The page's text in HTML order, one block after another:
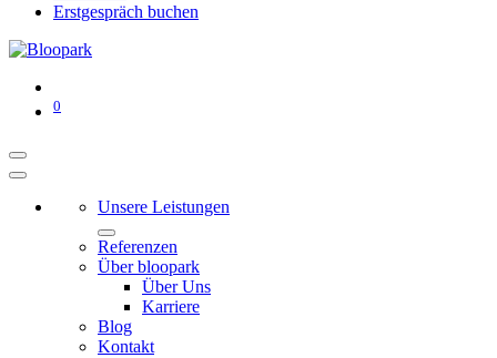
Erstgespräch buchen
0
Unsere Leistungen
Referenzen
Über bloopark
Über Uns
Karriere
Blog
Kontakt